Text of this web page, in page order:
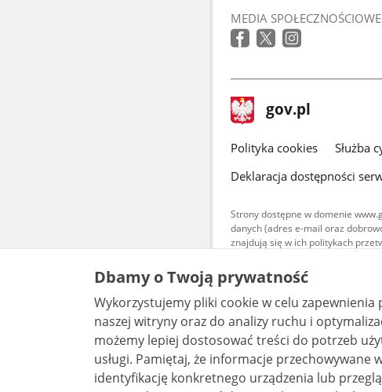
MEDIA
stopka
gov.pl Strona
gov.pl
gov.pl
Polityka cookies Służba
Deklaracja dostępności
Strony dostępne w domenie
danych (adres e-mail oraz
znajdują się w ich politykach
Treści tekstowe
udostępniane na
warunkach 4.0
są udostępniane na
bez utworów
Dbamy o Twoją prywatność
Wykorzystujemy pliki cookie w celu zapewnienia
naszej witryny oraz do analizy ruchu i optymalizacji
możemy lepiej dostosować treści do potrzeb
usługi. Pamiętaj, że informacje przechowywane w plikach cookie mogą pozwalać na
identyfikację konkretnego urządzenia lub